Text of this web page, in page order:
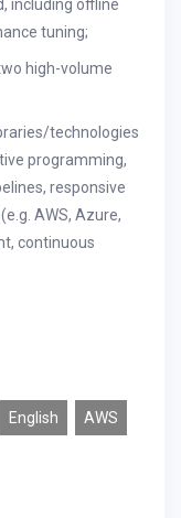
including offline
tuning;
high-volume
technologies
programming,
responsive
AWS, Azure,
continuous
English AWS